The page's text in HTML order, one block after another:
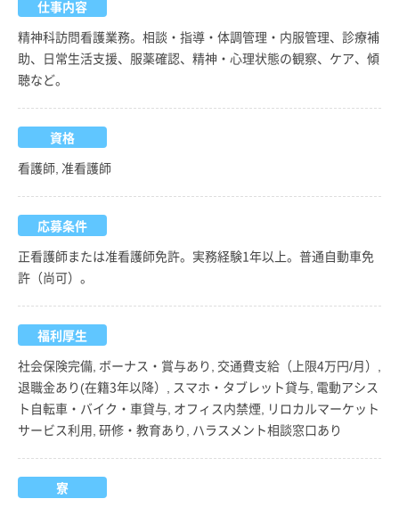
仕事内容
精神科訪問看護業務。相談・指導・体調管理・内服管理、診療補
助、日常生活支援、服薬確認、精神・心理状態の観察、ケア、傾
聴など。
資格
看護師, 准看護師
応募条件
正看護師または准看護師免許。実務経験1年以上。普通自動車免
許（尚可）。
福利厚生
社会保険完備, ボーナス・賞与あり, 交通費支給（上限4万円/月）,
退職金あり(在籍3年以降）, スマホ・タブレット貸与, 電動アシス
ト自転車・バイク・車貸与, オフィス内禁煙, リロカルマーケット
サービス利用, 研修・教育あり, ハラスメント相談窓口あり
寮